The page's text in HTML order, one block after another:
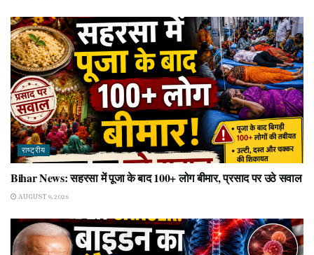
राष्ट्रीय
Bihar News: सहरसा में पूजा के बाद 100+ लोग बीमार, प्रसाद पर उठे सवाल
AUGUST 9, 2026